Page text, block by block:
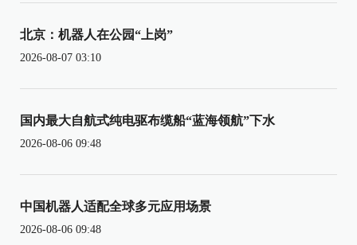
北京：机器人在公园“上岗”
2026-08-07 03:10
国内最大自航式纯电驱布缆船“蓝海领航”下水
2026-08-06 09:48
中国机器人适配全球多元应用场景
2026-08-06 09:48